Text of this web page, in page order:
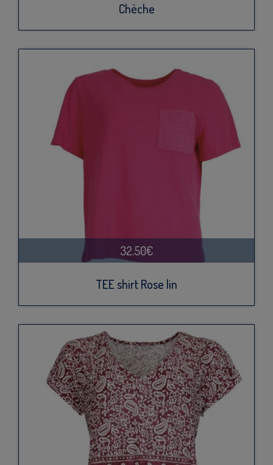
Chèche
32.50€
TEE shirt Rose lin